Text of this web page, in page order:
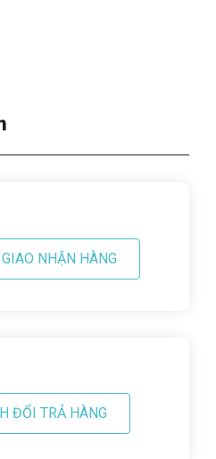
NHẬN HÀNG
ĐỔI TRẢ HÀNG